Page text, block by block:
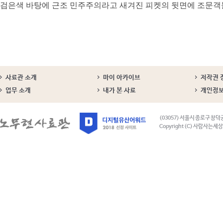
검은색 바탕에 근조 민주주의라고 새겨진 피켓의 뒷면에 조문
사료관 소개 마이 아카이브
저작권
업무 소개
내가 본 사료 개인정
(03057) 서울시 종로구 창덕
Copyright (C) 사람사는세